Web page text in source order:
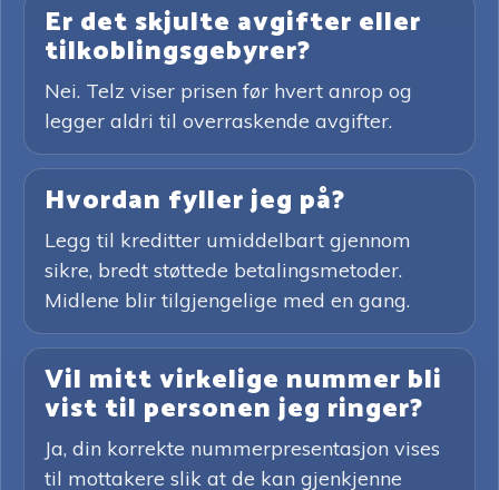
Er det skjulte avgifter eller
tilkoblingsgebyrer?
Nei. Telz viser prisen før hvert anrop og
legger aldri til overraskende avgifter.
Hvordan fyller jeg på?
Legg til kreditter umiddelbart gjennom
sikre, bredt støttede betalingsmetoder.
Midlene blir tilgjengelige med en gang.
Vil mitt virkelige nummer bli
vist til personen jeg ringer?
Ja, din korrekte nummerpresentasjon vises
til mottakere slik at de kan gjenkjenne